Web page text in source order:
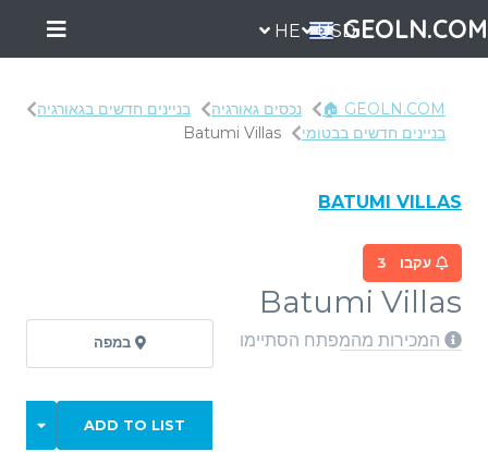
GEOLN.COM
HE USD
GEOLN.COM 🏠 נכסים גאורגיה
בניינים חדשים בגאורגיה
בניינים חדשים בבטומי
Batumi Villas
BATUMI VILLAS
עקבו 3
במפה
ADD TO LIST
Batumi Villas
המכירות מהמפתח הסתיימו